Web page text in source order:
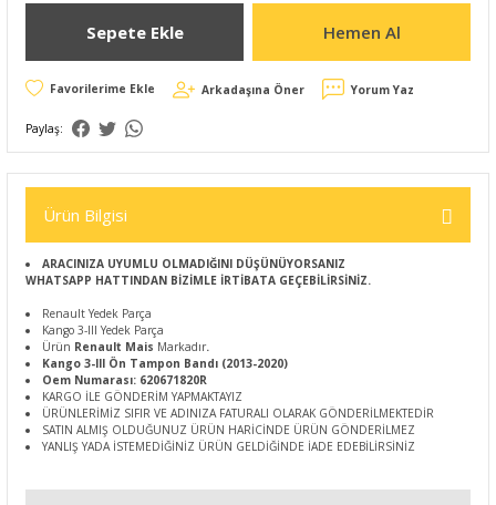
Sepete Ekle Hemen Al
Arkadaşına Öner Yorum Yaz
Paylaş:
Ürün Bilgisi
ARACINIZA UYUMLU OLMADIĞINI DÜŞÜNÜYORSANIZ
WHATSAPP HATTINDAN BİZİMLE İRTİBATA GEÇEBİLİRSİNİZ.
Renault Yedek Parça
Kango 3-III Yedek Parça
Ürün Renault Mais Markadır.
Kango 3-III Ön Tampon Bandı (2013-2020)
Oem Numarası: 620671820R
KARGO İLE GÖNDERİM YAPMAKTAYIZ
ÜRÜNLERİMİZ SIFIR VE ADINIZA FATURALI OLARAK GÖNDERİLMEKTEDİR
SATIN ALMIŞ OLDUĞUNUZ ÜRÜN HARİCİNDE ÜRÜN GÖNDERİLMEZ
YANLIŞ YADA İSTEMEDİĞİNİZ ÜRÜN GELDİĞİNDE İADE EDEBİLİRSİNİZ